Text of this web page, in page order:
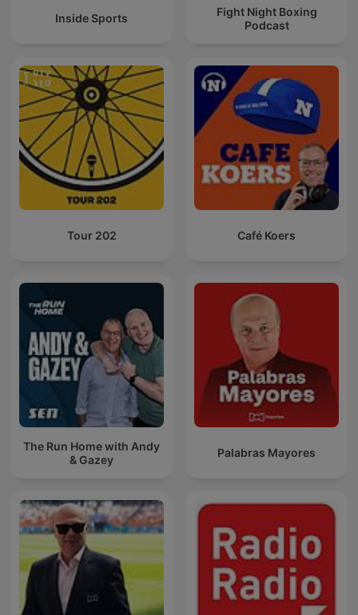
Inside Sports
Fight Night Boxing
Podcast
Tour 202 Café Koers
The Run Home with Andy
& Gazey
Palabras Mayores